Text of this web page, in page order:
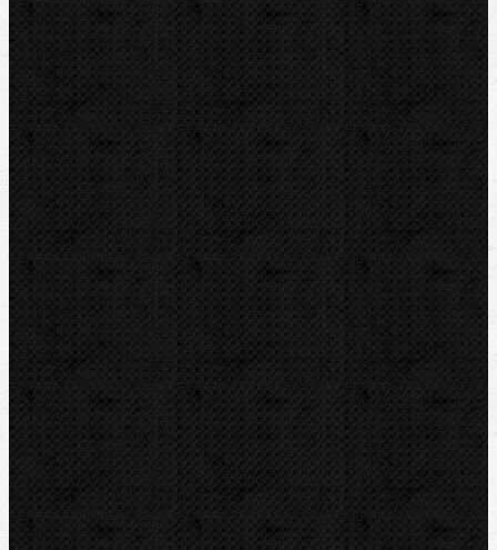
ROTHENBERGER
REMS
VIRAX
LEISTER
CBC
KEMPER
Guilbert EXPRESS